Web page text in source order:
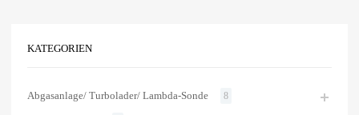
KATEGORIEN
Abgasanlage/ Turbolader/ Lambda-Sonde 8